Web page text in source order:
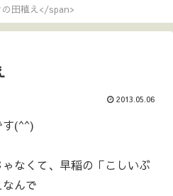
田植え</span>
2013.05.06
(^^)
なくて、早稲の「こしいぶ
んで